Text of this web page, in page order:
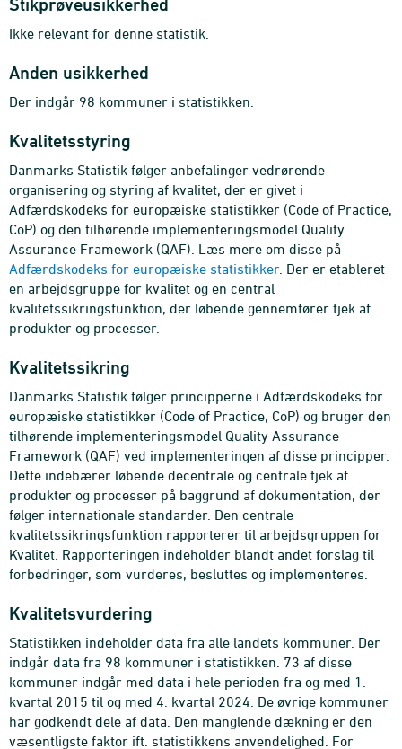
Stikprøveusikkerhed
Ikke relevant for denne statistik.
Anden usikkerhed
Der indgår 98 kommuner i statistikken.
Kvalitetsstyring
Danmarks Statistik følger anbefalinger vedrørende
organisering og styring af kvalitet, der er givet i
Adfærdskodeks for europæiske statistikker (Code of Practice,
CoP) og den tilhørende implementeringsmodel Quality
Assurance Framework (QAF). Læs mere om disse på
Adfærdskodeks for europæiske statistikker. Der er etableret
en arbejdsgruppe for kvalitet og en central
kvalitetssikringsfunktion, der løbende gennemfører tjek af
produkter og processer.
Kvalitetssikring
Danmarks Statistik følger principperne i Adfærdskodeks for
europæiske statistikker (Code of Practice, CoP) og bruger den
tilhørende implementeringsmodel Quality Assurance
Framework (QAF) ved implementeringen af disse principper.
Dette indebærer løbende decentrale og centrale tjek af
produkter og processer på baggrund af dokumentation, der
følger internationale standarder. Den centrale
kvalitetssikringsfunktion rapporterer til arbejdsgruppen for
Kvalitet. Rapporteringen indeholder blandt andet forslag til
forbedringer, som vurderes, besluttes og implementeres.
Kvalitetsvurdering
Statistikken indeholder data fra alle landets kommuner. Der
indgår data fra 98 kommuner i statistikken. 73 af disse
kommuner indgår med data i hele perioden fra og med 1.
kvartal 2015 til og med 4. kvartal 2024. De øvrige kommuner
har godkendt dele af data. Den manglende dækning er den
væsentligste faktor ift. statistikkens anvendelighed. For